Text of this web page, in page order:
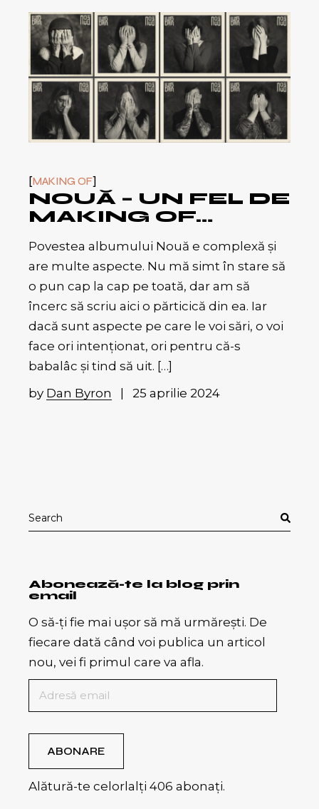
MAKING OF
NOUĂ – UN FEL DE
MAKING OF…
Povestea albumului Nouă e complexă și
are multe aspecte. Nu mă simt în stare să
o pun cap la cap pe toată, dar am să
încerc să scriu aici o părticică din ea. Iar
dacă sunt aspecte pe care le voi sări, o voi
face ori intenționat, ori pentru că-s
babalâc și tind să uit. […]
by Dan Byron 25 aprilie 2024
for:
Abonează-te la blog prin
email
O să-ți fie mai ușor să mă urmărești. De
fiecare dată când voi publica un articol
nou, vei fi primul care va afla.
Adresă
email
ABONARE
Alătură-te celorlalți 406 abonați.